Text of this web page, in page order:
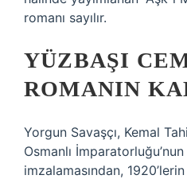
romanı sayılır.
YÜZBAŞI
ROMANIN
Yorgun Savaşçı, Kemal
Osmanlı
imzalamasından,